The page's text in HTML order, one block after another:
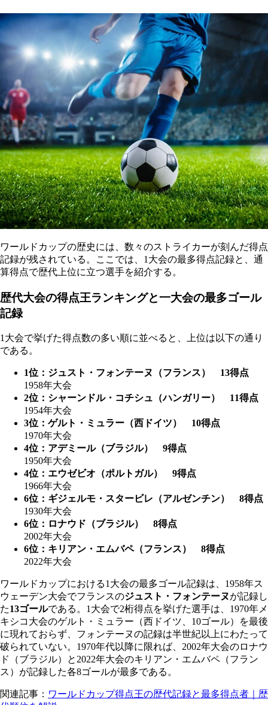
ワールドカップの歴史には、数々のストライカーが刻んだ得点
記録が残されている。ここでは、1大会の最多得点記録と、通
算得点で歴代上位に立つ選手を紹介する。
歴代大会の得点王ランキングと一大会の最多ゴール
記録
1大会で挙げた得点数の多い順に並べると、上位は以下の通り
である。
1位：ジュスト・フォンテーヌ（フランス） 13得点
1958年大会
2位：シャーンドル・コチシュ（ハンガリー） 11得点
1954年大会
3位：ゲルト・ミュラー（西ドイツ） 10得点
1970年大会
4位：アデミール（ブラジル） 9得点
1950年大会
4位：エウゼビオ（ポルトガル） 9得点
1966年大会
6位：ギジェルモ・スタービレ（アルゼンチン） 8得点
1930年大会
6位：ロナウド（ブラジル） 8得点
2002年大会
6位：キリアン・エムバペ（フランス） 8得点
2022年大会
ワールドカップにおける1大会の最多ゴール記録は、1958年ス
ウェーデン大会でフランスのジュスト・フォンテーヌが記録し
た13ゴールである。1大会で2桁得点を挙げた選手は、1970年メ
キシコ大会のゲルト・ミュラー（西ドイツ、10ゴール）を最後
に現れておらず、フォンテーヌの記録は半世紀以上にわたって
破られていない。1970年代以降に限れば、2002年大会のロナウ
ド（ブラジル）と2022年大会のキリアン・エムバペ（フラン
ス）が記録した各8ゴールが最多である。
関連記事： ワールドカップ得点王の歴代記録と最多得点者｜歴